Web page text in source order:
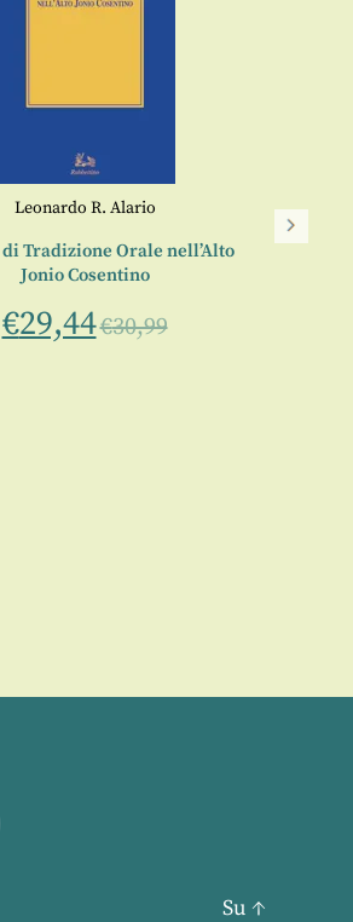
Leonardo R. Alario
Tradizione Orale nell’Alto
Jonio Cosentino
€29,44€30,99
Su ↑